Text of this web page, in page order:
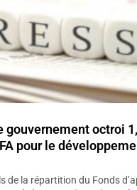
gouvernement octroi
pour le
de la répartition du Fonds